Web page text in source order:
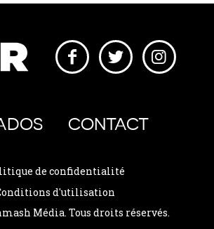
CONTACT
de confidentialité
d'utilisation
Média. Tous droits réservés.